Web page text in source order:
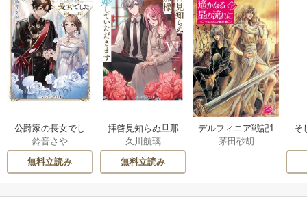
公爵家の長女でし
た
鈴音さや
無料立読み
拝啓見知らぬ旦那
様、離婚していた
だきます
久川航璃
無料立読み
デルフィニア戦記1
茅田砂胡
そ